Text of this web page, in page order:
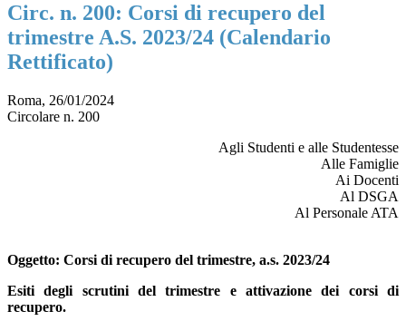
Circ. n. 200: Corsi di recupero del
trimestre A.S. 2023/24 (Calendario
Rettificato)
Roma, 26/01/2024
Circolare n. 200
Agli Studenti e alle Studentesse
Alle Famiglie
Ai Docenti
Al DSGA
Al Personale ATA
Oggetto: Corsi di recupero del trimestre, a.s. 2023/24
Esiti degli scrutini del trimestre e attivazione dei corsi di
recupero.